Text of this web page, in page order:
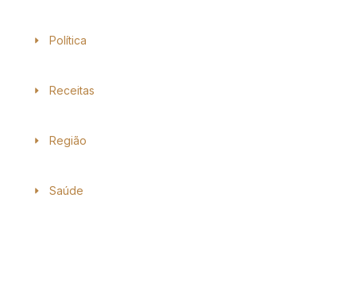
Política
Receitas
Região
Saúde